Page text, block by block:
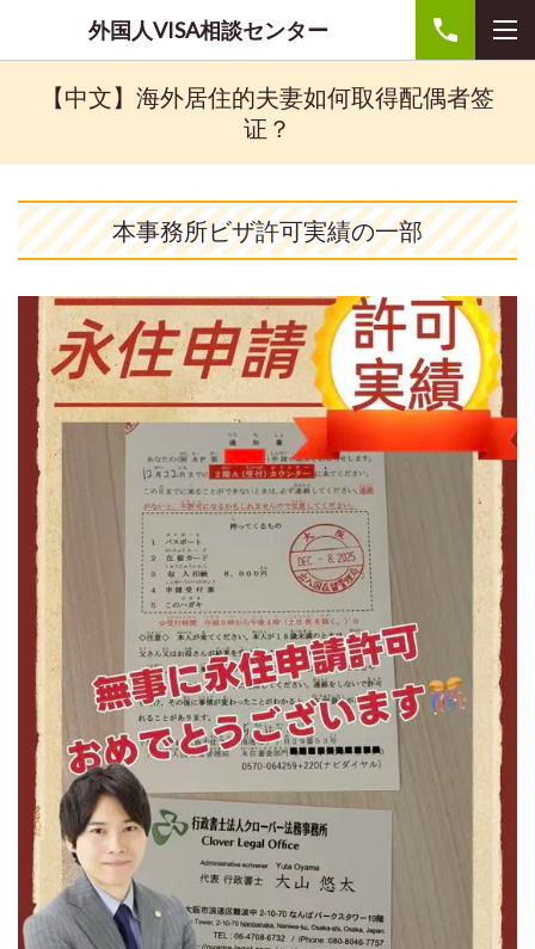
外国人VISA相談センター
【中文】海外居住的夫妻如何取得配偶者签
证？
本事務所ビザ許可実績の一部